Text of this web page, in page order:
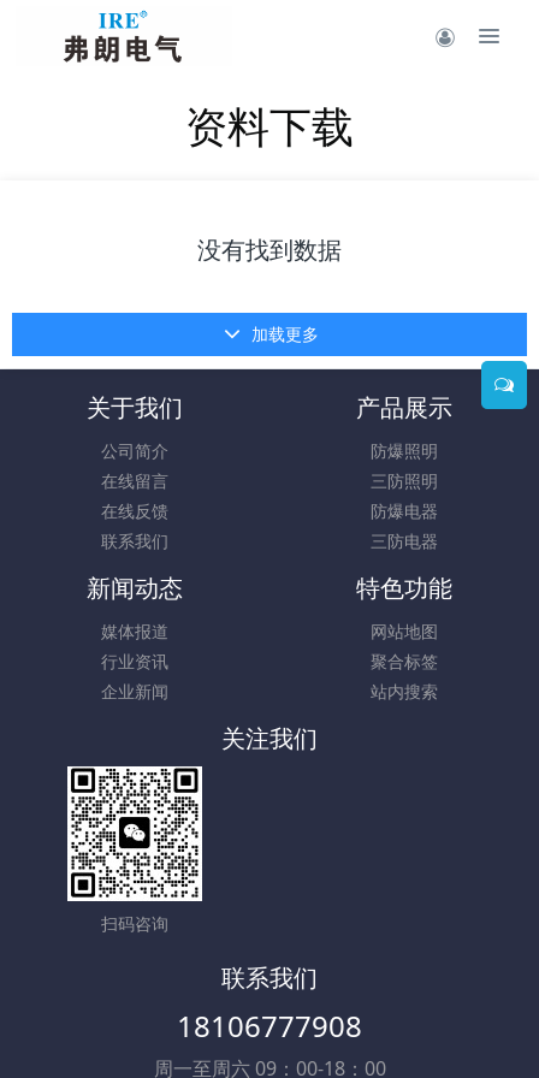
资料下载
没有找到数据
加载更多
关于我们
公司简介
在线留言
在线反馈
联系我们
产品展示
防爆照明
三防照明
防爆电器
三防电器
新闻动态
媒体报道
行业资讯
企业新闻
特色功能
网站地图
聚合标签
站内搜索
关注我们
扫码咨询
联系我们
18106777908
周一至周六 09：00-18：00